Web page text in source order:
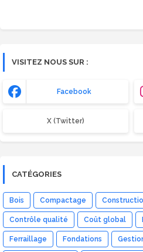
VISITEZ NOUS SUR :
Facebook
X (Twitter)
CATÉGORIES
Bois Compactage
Contrôle qualité Coût global
Ferraillage Fondations